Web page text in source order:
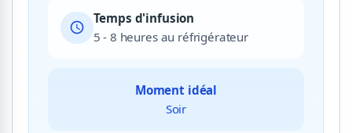
schedule
Temps d'infusion
5 - 8 heures au réfrigérateur
Moment idéal
Soir